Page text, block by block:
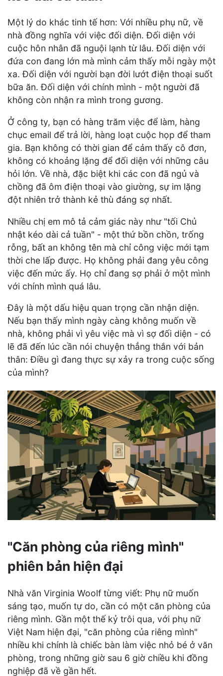
Một lý do khác tinh tế hơn: Với nhiều phụ nữ, về
nhà đồng nghĩa với việc đối diện. Đối diện với
cuộc hôn nhân đã nguội lạnh từ lâu. Đối diện với
đứa con đang lớn mà mình cảm thấy mỗi ngày một
xa. Đối diện với người bạn đời lướt điện thoại suốt
bữa ăn. Đối diện với chính mình - một người đã
không còn nhận ra mình trong gương.
Ở công ty, bạn có hàng trăm việc để làm, hàng
chục email để trả lời, hàng loạt cuộc họp để tham
gia. Bạn không có thời gian để cảm thấy cô đơn,
không có khoảng lặng để đối diện với những câu
hỏi lớn. Về nhà, đặc biệt khi các con đã ngủ và
chồng đã ôm điện thoại vào giường, sự im lặng
đột nhiên trở thành kẻ thù đáng sợ nhất.
Nhiều chị em mô tả cảm giác này như "tối Chủ
nhật kéo dài cả tuần" - một thứ bồn chồn, trống
rỗng, bất an không tên mà chỉ công việc mới tạm
thời che lấp được. Họ không phải đang yêu công
việc đến mức ấy. Họ chỉ đang sợ phải ở một mình
với chính mình quá lâu.
Đây là một dấu hiệu quan trọng cần nhận diện.
Nếu bạn thấy mình ngày càng không muốn về
nhà, không phải vì yêu việc mà vì sợ đối diện - có
lẽ đã đến lúc cần nói chuyện thẳng thắn với bản
thân: Điều gì đang thực sự xảy ra trong cuộc sống
của mình?
"Căn phòng của riêng mình"
phiên bản hiện đại
Nhà văn Virginia Woolf từng viết: Phụ nữ muốn
sáng tạo, muốn tự do, cần có một căn phòng của
riêng mình. Gần một thế kỷ trôi qua, với phụ nữ
Việt Nam hiện đại, "căn phòng của riêng mình"
nhiều khi chính là chiếc bàn làm việc nhỏ bé ở văn
phòng, trong những giờ sau 6 giờ chiều khi đồng
nghiệp đã về gần hết.